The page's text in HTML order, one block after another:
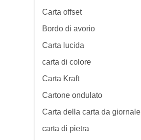
Carta offset
Bordo di avorio
Carta lucida
carta di colore
Carta Kraft
Cartone ondulato
Carta della carta da giornale
carta di pietra